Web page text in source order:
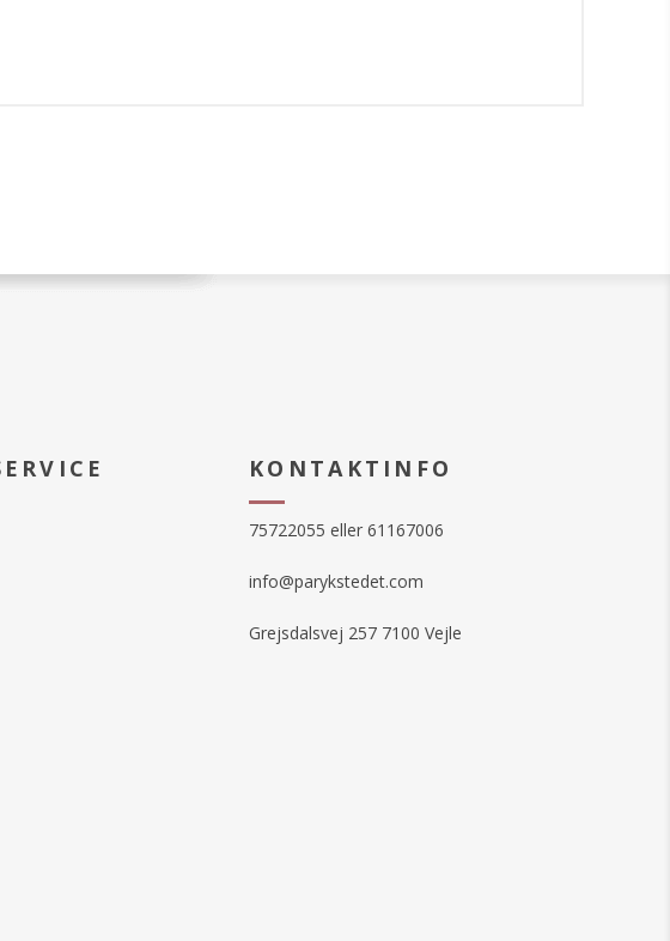
KONTAKTINFO
75722055 eller 61167006
info@parykstedet.com
Grejsdalsvej 257 7100 Vejle